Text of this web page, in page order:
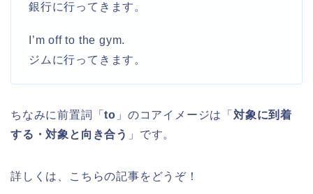
銀行に行ってきます。
I’m off to the gym.
ジムに行ってきます。
ちなみに前置詞「to 」のコアイメージは「対象に到着
する・対象と向き合う 」です。
詳しくは、こちらの記事をどうぞ！